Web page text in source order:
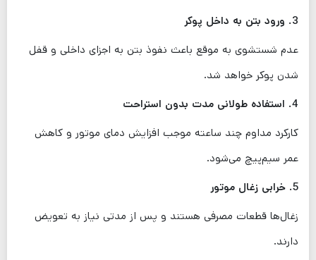
3. ورود بتن به داخل پوکر
عدم شستشوی به موقع باعث نفوذ بتن به اجزای داخلی و قفل
شدن پوکر خواهد شد.
4. استفاده طولانی مدت بدون استراحت
کارکرد مداوم چند ساعته موجب افزایش دمای موتور و کاهش
عمر سیم‌پیچ می‌شود.
5. خرابی زغال موتور
زغال‌ها قطعات مصرفی هستند و پس از مدتی نیاز به تعویض
دارند.